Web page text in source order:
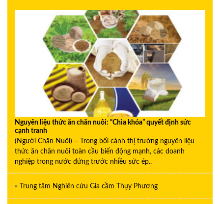
Nguyên liệu thức ăn chăn nuôi: “Chìa khóa” quyết định sức
cạnh tranh
(Người Chăn Nuôi) – Trong bối cảnh thị trường nguyên liệu
thức ăn chăn nuôi toàn cầu biến động mạnh, các doanh
nghiệp trong nước đứng trước nhiều sức ép..
Trung tâm Nghiên cứu Gia cầm Thụy Phương